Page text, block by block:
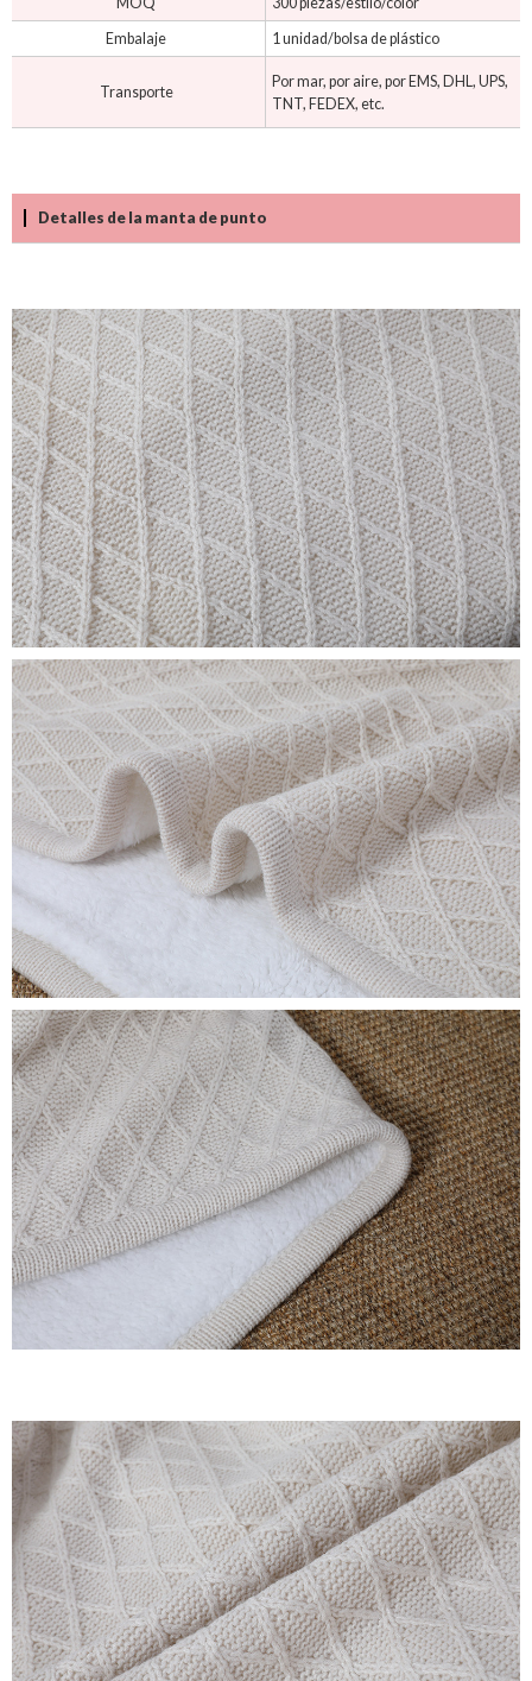
Embalaje
1 unidad/bolsa de plástico
Transporte
Por mar, por aire, por EMS, DHL, UPS,
TNT, FEDEX, etc.
Detalles de la manta de punto